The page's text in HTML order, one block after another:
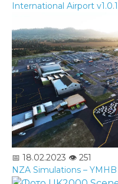
International Airport
📅 18.02.2023 👁️ 251
NZA Simulations –